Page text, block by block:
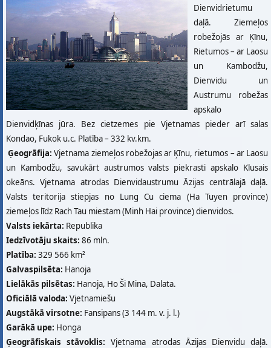
Dienvidrietumu
daļā. Ziemeļos
robežojās ar Ķīnu,
Rietumos – ar Laosu
un Kambodžu,
Dienvidu un
Austrumu robežas
apskalo
Dienvidķīnas jūra. Bez cietzemes pie Vjetnamas pieder arī salas
Kondao, Fukok u.c. Platība – 332 kv.km.
Ģeogrāfija:Vjetnama ziemeļos robežojas ar Ķīnu, rietumos – ar Laosu
un Kambodžu, savukārt austrumos valsts piekrasti apskalo Klusais
okeāns. Vjetnama atrodas Dienvidaustrumu Āzijas centrālajā daļā.
Valsts teritorija stiepjas no Lung Cu ciema (Ha Tuyen province)
ziemeļos līdz Rach Tau miestam (Minh Hai province) dienvidos.
Valsts iekārta: Republika
Iedzīvotāju skaits: 86 mln.
Platība: 329 566 km²
Galvaspilsēta: Hanoja
Lielākās pilsētas: Hanoja, Ho Ši Mina, Dalata.
Oficiālā valoda: Vjetnamiešu
Augstākā virsotne: Fansipans (3 144 m. v. j. l.)
Garākā upe: Honga
Ģeogrāfiskais stāvoklis:Vjetnama atrodas Āzijas Dienvidu daļā.